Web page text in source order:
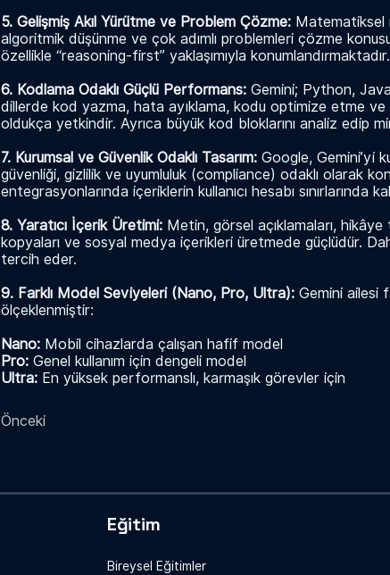
5. Gelişmiş Akıl Yürütme ve Problem Çözme: Matematiksel
algoritmik düşünme ve çok adımlı problemleri çözme
özellikle “reasoning-first” yaklaşımıyla konumlandırmaktadır.
6. Kodlama Odaklı Güçlü Performans: Gemini; Python,
dillerde kod yazma, hata ayıklama, kodu optimize etme ve
oldukça yetkindir. Ayrıca büyük kod bloklarını analiz edip
7. Kurumsal ve Güvenlik Odaklı Tasarım: Google, Gemini’yi
güvenliği, gizlilik ve uyumluluk (compliance) odaklı olarak
entegrasyonlarında içeriklerin kullanıcı hesabı sınırlarında
8. Yaratıcı İçerik Üretimi: Metin, görsel açıklamaları,
kopyaları ve sosyal medya içerikleri üretmede güçlüdür.
tercih eder.
9. Farklı Model Seviyeleri (Nano, Pro, Ultra): Gemini ailesi
ölçeklenmiştir:
Nano: Mobil cihazlarda çalışan hafif model
Pro: Genel kullanım için dengeli model
Ultra: En yüksek performanslı, karmaşık görevler için
Önceki
Eğitim
Bireysel Eğitimler